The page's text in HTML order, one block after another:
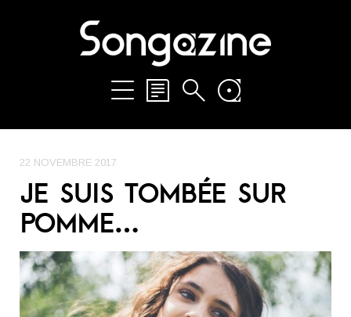
22 NOVEMBRE 2017
JE SUIS TOMBÉE SUR
POMME…